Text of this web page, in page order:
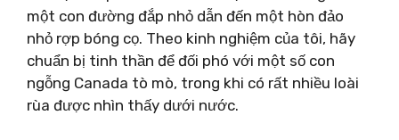
một con đường đắp nhỏ dẫn đến một hòn đảo
nhỏ rợp bóng cọ. Theo kinh nghiệm của tôi, hãy
chuẩn bị tinh thần để đối phó với một số con
ngỗng Canada tò mò, trong khi có rất nhiều loài
rùa được nhìn thấy dưới nước.